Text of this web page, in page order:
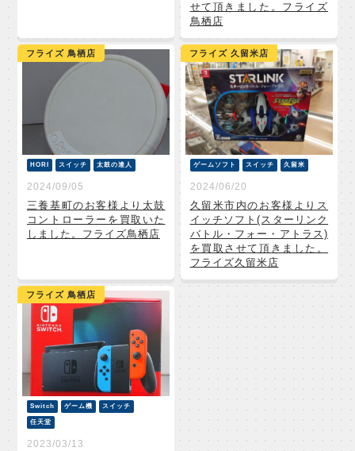
せて頂きました。フライズ
鳥栖店
フライズ 鳥栖店
HORI スイッチ 太鼓の達人
2024/09/05
三養基町のお客様より太鼓
コントローラーを買取いた
しました。フライズ鳥栖店
フライズ 久留米店
ゲームソフト スイッチ 久留米
2024/06/20
久留米市内のお客様よりス
イッチソフト(スターリンク
バトル・フォー・アトラス)
を買取させて頂きました。
フライズ久留米店
フライズ 鳥栖店
Switch ゲーム機 スイッチ
任天堂
2023/03/13